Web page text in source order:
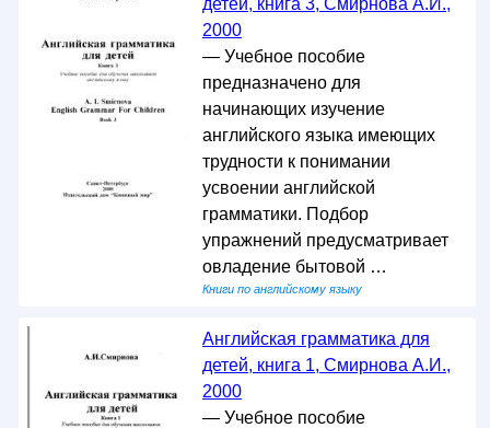
2000
— Учебное пособие
предназначено для
начинающих изучение
английского языка имеющих
трудности к понимании
усвоении английской
грамматики. Подбор
упражнений предусматривает
овладение бытовой …
Книги по английскому языку
Английская грамматика для
детей, книга 1, Смирнова А.И.,
2000
— Учебное пособие